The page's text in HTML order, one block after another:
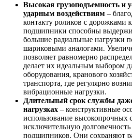
Высокая грузоподъемность и
ударным воздействиям –
контакту роликов с дорожками
подшипники способны
большие радиальные нагрузки
шариковыми аналогами.
позволяет равномерно
делает их идеальным выбором
оборудования, кранового
транспорта, где регулярно
вибрационные нагрузки.
Длительный срок службы
нагрузках – конструктивные
использование высокопрочных
исключительную
подшипников. Они сохраняют